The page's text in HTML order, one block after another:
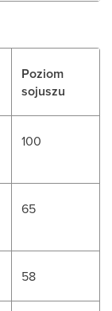
Poziom
sojuszu
100
65
58